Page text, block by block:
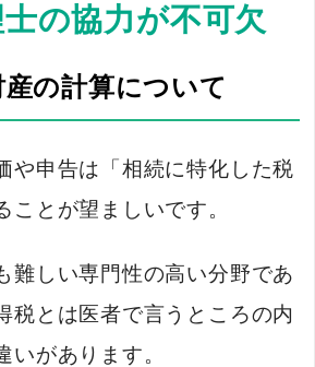
の協力が不可欠
の計算について
や申告は「相続に特化した税
ことが望ましいです。
難しい専門性の高い分野であ
税とは医者で言うところの内
いがあります。